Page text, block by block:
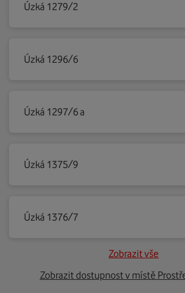
Úzká 1279/2
Úzká 1296/6
Úzká 1297/6 a
Úzká 1375/9
Úzká 1376/7
Zobrazit vše
Zobrazit dostupnost v místě